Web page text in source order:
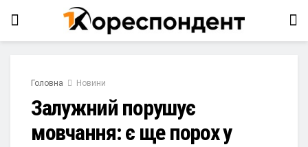
Головна Новини
Залужний порушує
мовчання: є ще порох у